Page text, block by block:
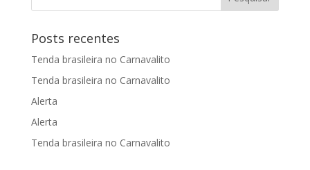
Posts recentes
Tenda brasileira no Carnavalito
Tenda brasileira no Carnavalito
Alerta
Alerta
Tenda brasileira no Carnavalito